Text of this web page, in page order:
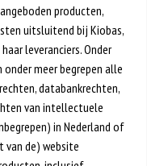
producten,
uitsluitend bij Kiobas,
leveranciers. Onder
meer begrepen alle
databankrechten,
van intellectuele
in Nederland of
van de) website